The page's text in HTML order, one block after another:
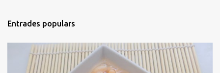
Entrades populars